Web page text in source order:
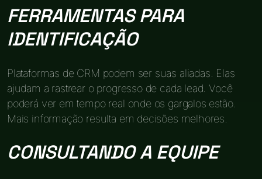
FERRAMENTAS PARA
IDENTIFICAÇÃO
Plataformas de CRM podem ser suas aliadas. Elas
ajudam a rastrear o progresso de cada lead. Você
poderá ver em tempo real onde os gargalos estão.
Mais informação resulta em decisões melhores.
CONSULTANDO A EQUIPE